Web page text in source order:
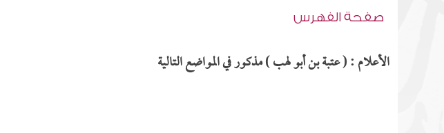
صفحة الفهرس
الأعلام : ( عتبة بن أبو لهب ) مذكور في المواضع التالية